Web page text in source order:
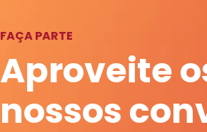
FAÇA PARTE
Aproveite
nossos